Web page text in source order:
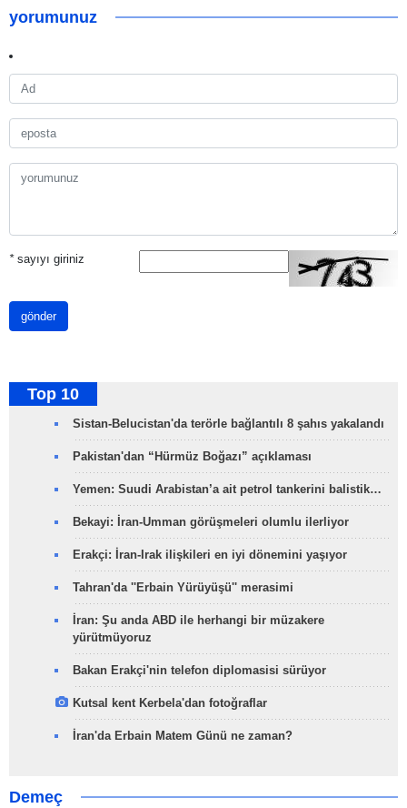
yorumunuz
*sayıyı giriniz
gönder
Top 10
Sistan-Belucistan'da terörle bağlantılı 8 şahıs yakalandı
Pakistan'dan “Hürmüz Boğazı” açıklaması
Yemen: Suudi Arabistan’a ait petrol tankerini balistik…
Bekayi: İran-Umman görüşmeleri olumlu ilerliyor
Erakçi: İran-Irak ilişkileri en iyi dönemini yaşıyor
Tahran'da ''Erbain Yürüyüşü'' merasimi
İran: Şu anda ABD ile herhangi bir müzakere
yürütmüyoruz
Bakan Erakçi'nin telefon diplomasisi sürüyor
Kutsal kent Kerbela'dan fotoğraflar
İran'da Erbain Matem Günü ne zaman?
Demeç